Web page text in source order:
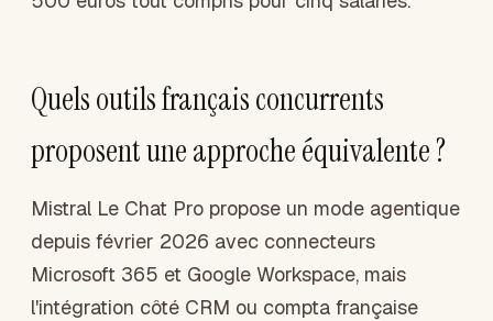
Quels outils français concurrents
proposent une approche équivalente ?
Mistral Le Chat Pro propose un mode agentique
depuis février 2026 avec connecteurs
Microsoft 365 et Google Workspace, mais
l'intégration côté CRM ou compta française